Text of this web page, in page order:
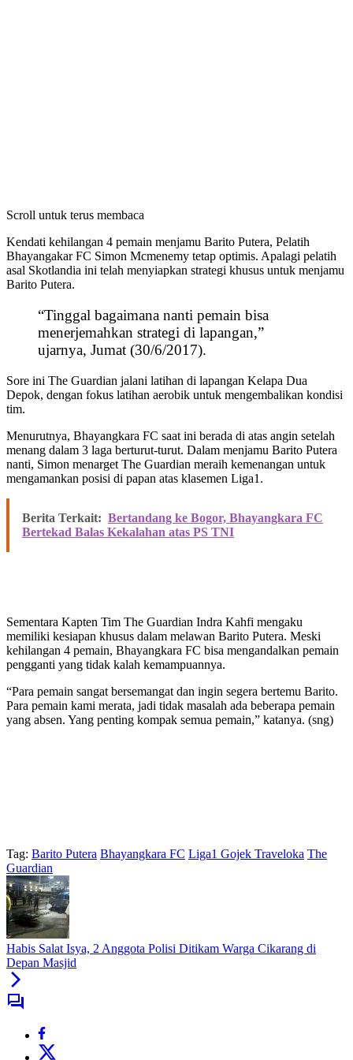
Scroll untuk terus membaca
Kendati kehilangan 4 pemain menjamu Barito Putera, Pelatih
Bhayangakar FC Simon Mcmenemy tetap optimis. Apalagi pelatih
asal Skotlandia ini telah menyiapkan strategi khusus untuk menjamu
Barito Putera.
“Tinggal bagaimana nanti pemain bisa
menerjemahkan strategi di lapangan,”
ujarnya, Jumat (30/6/2017).
Sore ini The Guardian jalani latihan di lapangan Kelapa Dua
Depok, dengan fokus latihan aerobik untuk mengembalikan kondisi
tim.
Menurutnya, Bhayangkara FC saat ini berada di atas angin setelah
menang dalam 3 laga berturut-turut. Dalam menjamu Barito Putera
nanti, Simon menarget The Guardian meraih kemenangan untuk
mengamankan posisi di papan atas klasemen Liga1.
Berita Terkait: Bertandang ke Bogor, Bhayangkara FC
Bertekad Balas Kekalahan atas PS TNI
Sementara Kapten Tim The Guardian Indra Kahfi mengaku
memiliki kesiapan khusus dalam melawan Barito Putera. Meski
kehilangan 4 pemain, Bhayangkara FC bisa mengandalkan pemain
pengganti yang tidak kalah kemampuannya.
“Para pemain sangat bersemangat dan ingin segera bertemu Barito.
Para pemain kami merata, jadi tidak masalah ada beberapa pemain
yang absen. Yang penting kompak semua pemain,” katanya. (sng)
Tag: Barito Putera Bhayangkara FC Liga1 Gojek Traveloka The
Guardian
Habis Salat Isya, 2 Anggota Polisi Ditikam Warga Cikarang di
Depan Masjid